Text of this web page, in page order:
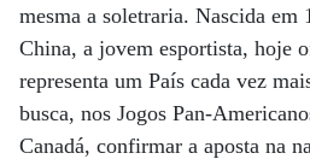
mesma a soletraria. Nascida em
China, a jovem esportista, hoje
representa um País cada vez
busca, nos Jogos Pan-
Canadá, confirmar a aposta na